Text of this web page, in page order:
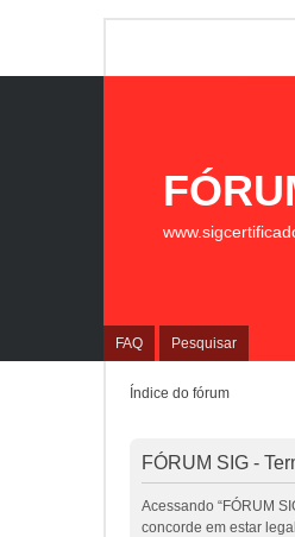
FAQ Pesquisar
Índice do fórum
FÓRUM SIG -
Acessando “FÓRUM
concorde em estar